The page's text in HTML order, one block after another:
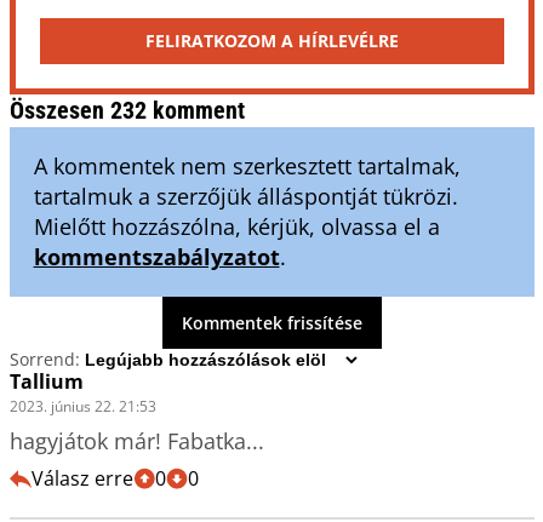
FELIRATKOZOM A HÍRLEVÉLRE
Összesen 232 komment
A kommentek nem szerkesztett tartalmak,
tartalmuk a szerzőjük álláspontját tükrözi.
Mielőtt hozzászólna, kérjük, olvassa el a
kommentszabályzatot.
Kommentek frissítése
Sorrend:
Tallium
2023. június 22. 21:53
hagyjátok már! Fabatka...
Válasz erre 0 0